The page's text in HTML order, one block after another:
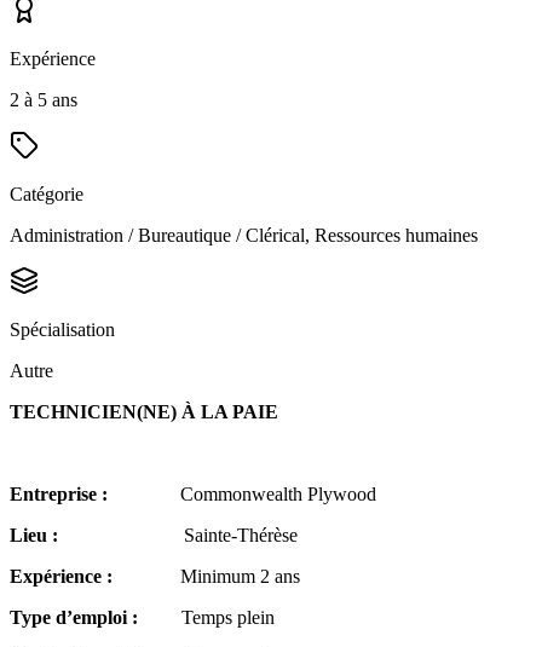
Expérience
2 à 5 ans
Catégorie
Administration / Bureautique / Clérical, Ressources humaines
Spécialisation
Autre
TECHNICIEN(NE) À LA PAIE
Entreprise : Commonwealth Plywood
Lieu : Sainte-Thérèse
Expérience : Minimum 2 ans
Type d’emploi : Temps plein